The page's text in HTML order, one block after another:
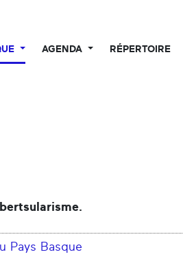
AGENDA RÉPERTOIRE
Pays Basque